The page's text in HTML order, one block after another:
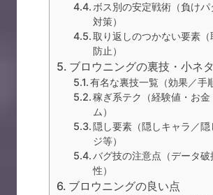
ボス別の安定戦術（負け
対策）
取り返しのつかない要素（
防止）
ブロウニングの裏技・小ネタ
有名な裏技一覧（効果／手
稼ぎ系テク（経験値・お金
ム）
隠し要素（隠しキャラ／隠
ジ等）
バグ技の注意点（データ破
性）
ブロウニングの良い点